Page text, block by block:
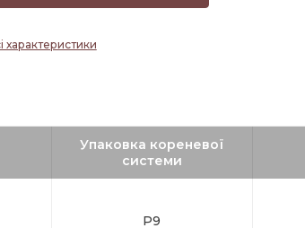
характеристики
Упаковка кореневої
системи
Р9